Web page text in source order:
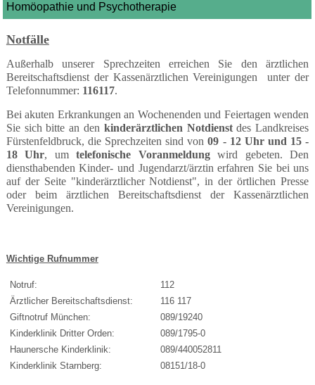
Homöopathie und Psychotherapie
Notfälle
Außerhalb unserer Sprechzeiten erreichen Sie den ärztlichen
Bereitschaftsdienst der Kassenärztlichen Vereinigungen unter der
Telefonnummer: 116117.
Bei akuten Erkrankungen an Wochenenden und Feiertagen wenden
Sie sich bitte an den kinderärztlichen Notdienstdes Landkreises
Fürstenfeldbruck, die Sprechzeiten sind von09 - 12 Uhr und 15 -
18 Uhr, umtelefonische Voranmeldungwird gebeten. Den
diensthabenden Kinder- und Jugendarzt/ärztin erfahren Sie bei uns
auf der Seite "kinderärztlicher Notdienst", in der örtlichen Presse
oder beim ärztlichen Bereitschaftsdienst der Kassenärztlichen
Vereinigungen.
Wichtige Rufnummer
Notruf:
112
Ärztlicher Bereitschaftsdienst:
116 117
Giftnotruf München:
089/19240
Kinderklinik Dritter Orden:
089/1795-0
Haunersche Kinderklinik:
089/440052811
Kinderklinik Starnberg:
08151/18-0